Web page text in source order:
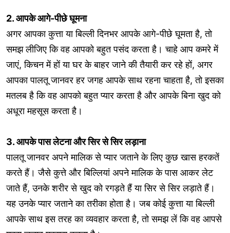
2. आपके आगे-पीछे घूमना
अगर आपका कुत्ता या बिल्ली दिनभर आपके आगे-पीछे घूमता है, तो
समझ लीजिए कि वह आपको बहुत पसंद करता है। चाहे आप कमरे में
जाएं, किचन में हों या घर के बाहर जाने की तैयारी कर रहे हों, अगर
आपका पालतू जानवर हर जगह आपके साथ रहना चाहता है, तो इसका
मतलब है कि वह आपको बहुत प्यार करता है और आपके बिना खुद को
अधूरा महसूस करता है।
3. आपके पास लेटना और सिर से सिर लड़ाना
पालतू जानवर अपने मालिक से प्यार जताने के लिए कुछ खास हरकतें
करते हैं। जैसे कुत्ते और बिल्लियां अपने मालिक के पास आकर लेट
जाते हैं, उनके शरीर से खुद को रगड़ते हैं या सिर से सिर लड़ाते हैं।
यह उनके प्यार जताने का तरीका होता है। जब कोई कुत्ता या बिल्ली
आपके साथ इस तरह का व्यवहार करता है, तो समझ लें कि वह आपसे